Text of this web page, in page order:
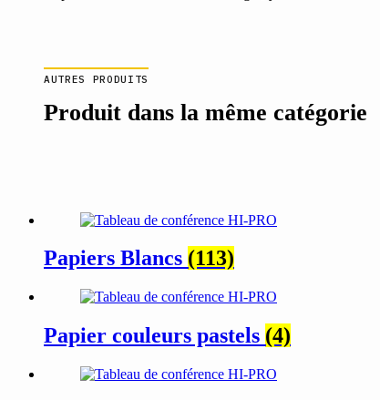
AUTRES PRODUITS
Produit dans la même catégorie
Papiers Blancs (113)
Papier couleurs pastels (4)